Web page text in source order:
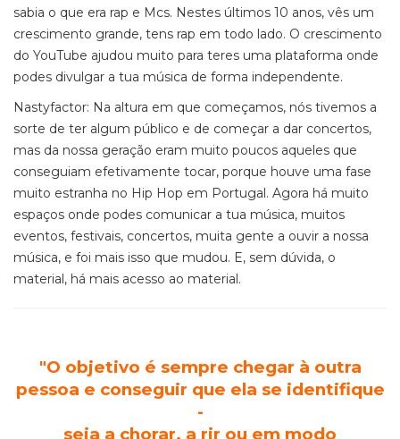
sabia o que era rap e Mcs. Nestes últimos 10 anos, vês um
crescimento grande, tens rap em todo lado. O crescimento
do YouTube ajudou muito para teres uma plataforma onde
podes divulgar a tua música de forma independente.
Nastyfactor: Na altura em que começamos, nós tivemos a
sorte de ter algum público e de começar a dar concertos,
mas da nossa geração eram muito poucos aqueles que
conseguiam efetivamente tocar, porque houve uma fase
muito estranha no Hip Hop em Portugal. Agora há muito
espaços onde podes comunicar a tua música, muitos
eventos, festivais, concertos, muita gente a ouvir a nossa
música, e foi mais isso que mudou. E, sem dúvida, o
material, há mais acesso ao material.
"O objetivo é sempre chegar à outra
pessoa e conseguir que ela se identifique
-
seja a chorar, a rir ou em modo